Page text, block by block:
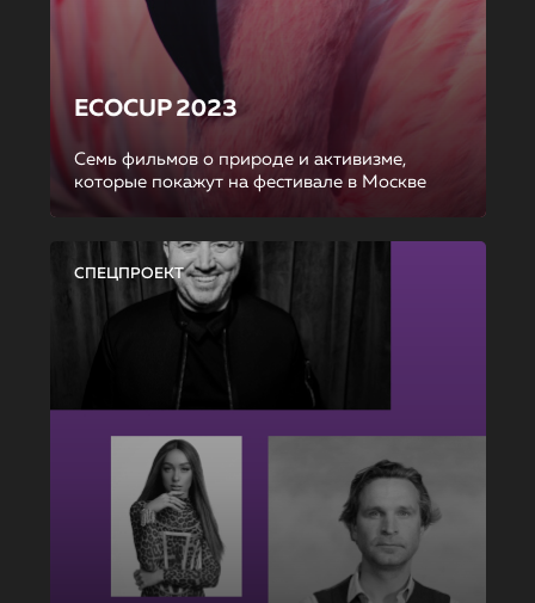
ECOCUP 2023
Семь фильмов о природе и активизме,
которые покажут на фестивале в Москве
СПЕЦПРОЕКТ